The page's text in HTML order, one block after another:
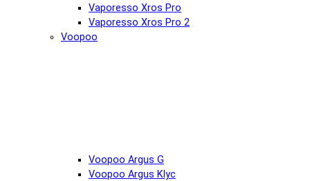
Vaporesso Xros Pro
Vaporesso Xros Pro 2
Voopoo
Voopoo Argus G
Voopoo Argus Klyc